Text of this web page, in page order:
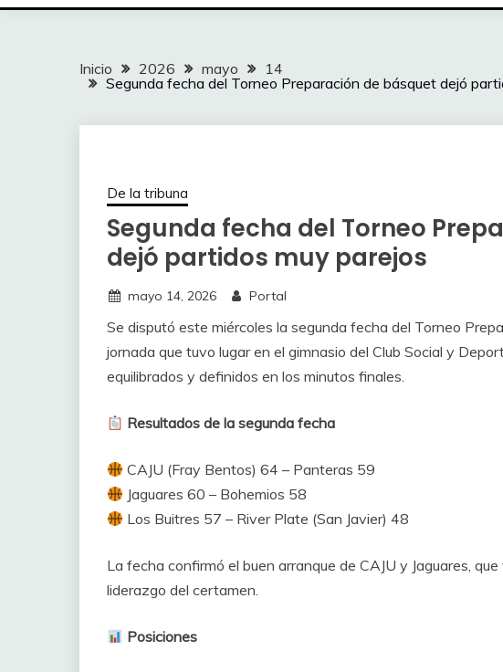
Inicio 2026 mayo
14
Segunda fecha del Torneo Preparación de básquet dejó
De la tribuna
Segunda fecha del Torneo
dejó partidos muy parejos
mayo 14, 2026 Portal
Se disputó este miércoles la segunda fecha del Torneo
jornada que tuvo lugar en el gimnasio del Club Social y
equilibrados y definidos en los minutos finales.
Resultados de la segunda fecha
CAJU (Fray Bentos) 64 – Panteras 59
Jaguares 60 – Bohemios 58
Los Buitres 57 – River Plate (San Javier) 48
La fecha confirmó el buen arranque de CAJU y Jaguares,
liderazgo del certamen.
Posiciones